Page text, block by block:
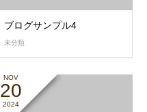
ブログサンプル4
未分類
NOV
20
2024